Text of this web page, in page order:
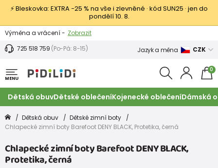
⚡ Bleskovka: EXTRA −25 % na vše i zlevněné · kód SUN25 · jen do
pondělí 10. 8.
Výměna a vrácení - Zobrazit
Sleva 100 Kč na první nákup -
725 518 759 (Po-Pá: 8-15) Jazyk a měna CZK
MENU
0
Dětská obuvDětské oblečeníKojenecké oblečeníDámská
Dětská obuv
Dětské zimní boty
Chlapecké zimní boty Barefoot DENY BLACK, Protetika, černá
Chlapecké zimní boty Barefoot DENY BLACK,
Protetika, černá